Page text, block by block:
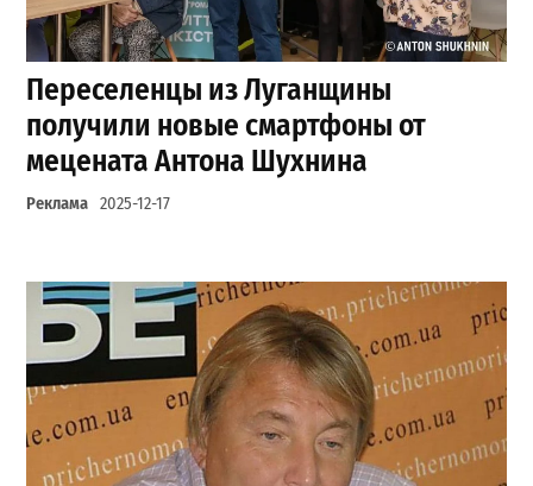
Переселенцы из Луганщины
получили новые смартфоны от
мецената Антона Шухнина
Реклама 2025-12-17